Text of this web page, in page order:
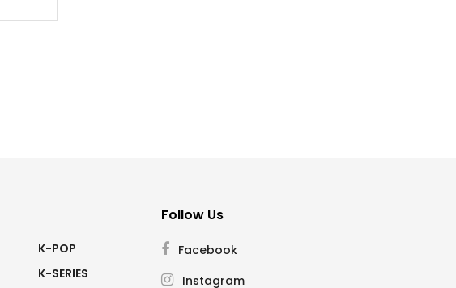
K-POP
K-SERIES
Follow Us
Facebook
Instagram